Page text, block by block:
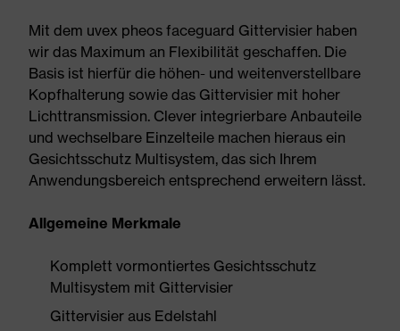
Mit dem uvex pheos faceguard Gittervisier haben
wir das Maximum an Flexibilität geschaffen. Die
Basis ist hierfür die höhen- und weitenverstellbare
Kopfhalterung sowie das Gittervisier mit hoher
Lichttransmission. Clever integrierbare Anbauteile
und wechselbare Einzelteile machen hieraus ein
Gesichtsschutz Multisystem, das sich Ihrem
Anwendungsbereich entsprechend erweitern lässt.
Allgemeine Merkmale
Komplett vormontiertes Gesichtsschutz
Multisystem mit Gittervisier
Gittervisier aus Edelstahl